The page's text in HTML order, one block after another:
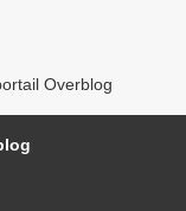
Overblog